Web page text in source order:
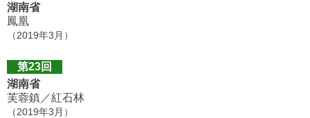
湖南省
鳳凰
（2019年3月）
第23回
湖南省
芙蓉鎮／紅石林
（2019年3月）